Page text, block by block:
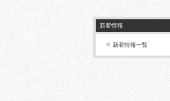
新着情報
新着情報一覧